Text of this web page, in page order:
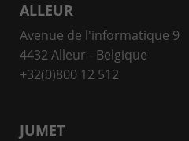
ALLEUR
Avenue de l'informatique 9
4432 Alleur - Belgique
+32(0)800 12 512
JUMET